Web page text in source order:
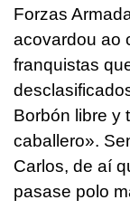
Forzas
acovardou ao
franquistas
Borbón libre y
caballero».
Carlos, de aí
pasase polo